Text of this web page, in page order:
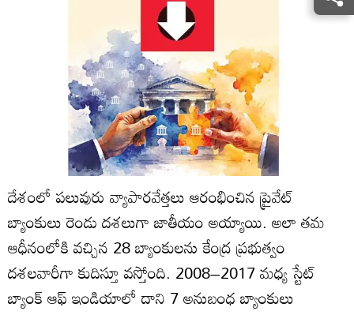
దేశంలో పలువురు వ్యాపారవేత్తలు ఆరంభించిన ప్రైవేట్
బ్యాంకులు రెండు దశలుగా జాతీయం అయ్యాయి. అలా తమ
ఆధీనంలోకి వచ్చిన 28 బ్యాంకులను కేంద్ర ప్రభుత్వం
దశలవారీగా కుదిస్తూ వస్తోంది. 2008–2017 మధ్య స్టేట్
బ్యాంక్ ఆఫ్ ఇండియాలో దాని 7 అనుబంధ బ్యాంకులు